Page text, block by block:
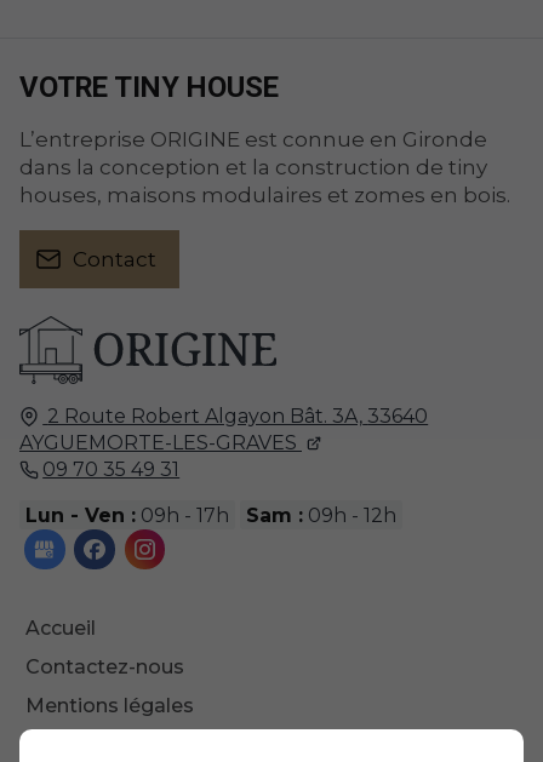
2 Route Robert Algayon Bât. 3A, 33640
AYGUEMORTE-LES-GRAVES
09 70 35 49 31
Lun - Ven : 09h - 17h Sam : 09h - 12h
Accueil
Contactez-nous
Mentions légales
VOTRE TINY HOUSE
L’entreprise ORIGINE est connue en Gironde
dans la conception et la construction de tiny
houses, maisons modulaires et zomes en bois.
Contact